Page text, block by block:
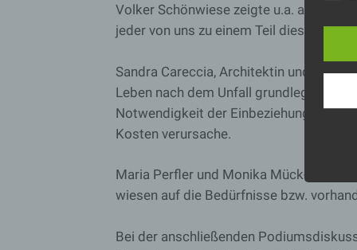
Volker Schönwiese zeigte u.a. auf,
jeder von uns zu einem Teil dieser 10%
Sandra Careccia, Architektin und durch
Leben nach dem Unfall grundlegend
Notwendigkeit der Einbeziehung der
Kosten verursache.
Maria Perfler und Monika Mück-Egg,
wiesen auf die Bedürfnisse bzw.
Bei der anschließenden